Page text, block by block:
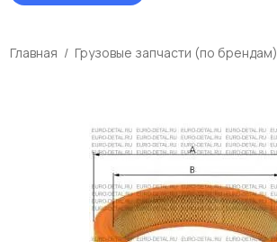
Главная Грузовые запчасти (по брендам)